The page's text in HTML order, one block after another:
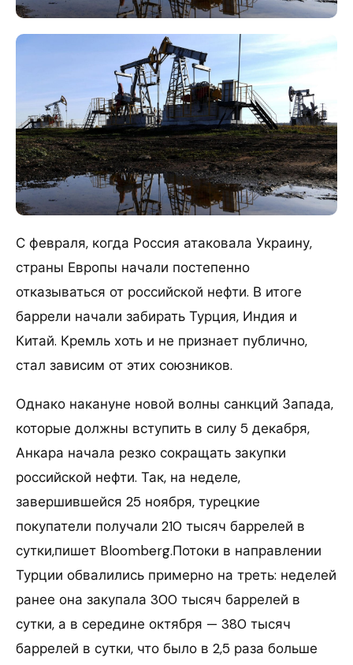
С февраля, когда Россия атаковала Украину,
страны Европы начали постепенно
отказываться от российской нефти. В итоге
баррели начали забирать Турция, Индия и
Китай. Кремль хоть и не признает публично,
стал зависим от этих союзников.
Однако накануне новой волны санкций Запада,
которые должны вступить в силу 5 декабря,
Анкара начала резко сокращать закупки
российской нефти. Так, на неделе,
завершившейся 25 ноября, турецкие
покупатели получали 210 тысяч баррелей в
сутки,пишет Bloomberg.Потоки в направлении
Турции обвалились примерно на треть: неделей
ранее она закупала 300 тысяч баррелей в
сутки, а в середине октября — 380 тысяч
баррелей в сутки, что было в 2,5 раза больше